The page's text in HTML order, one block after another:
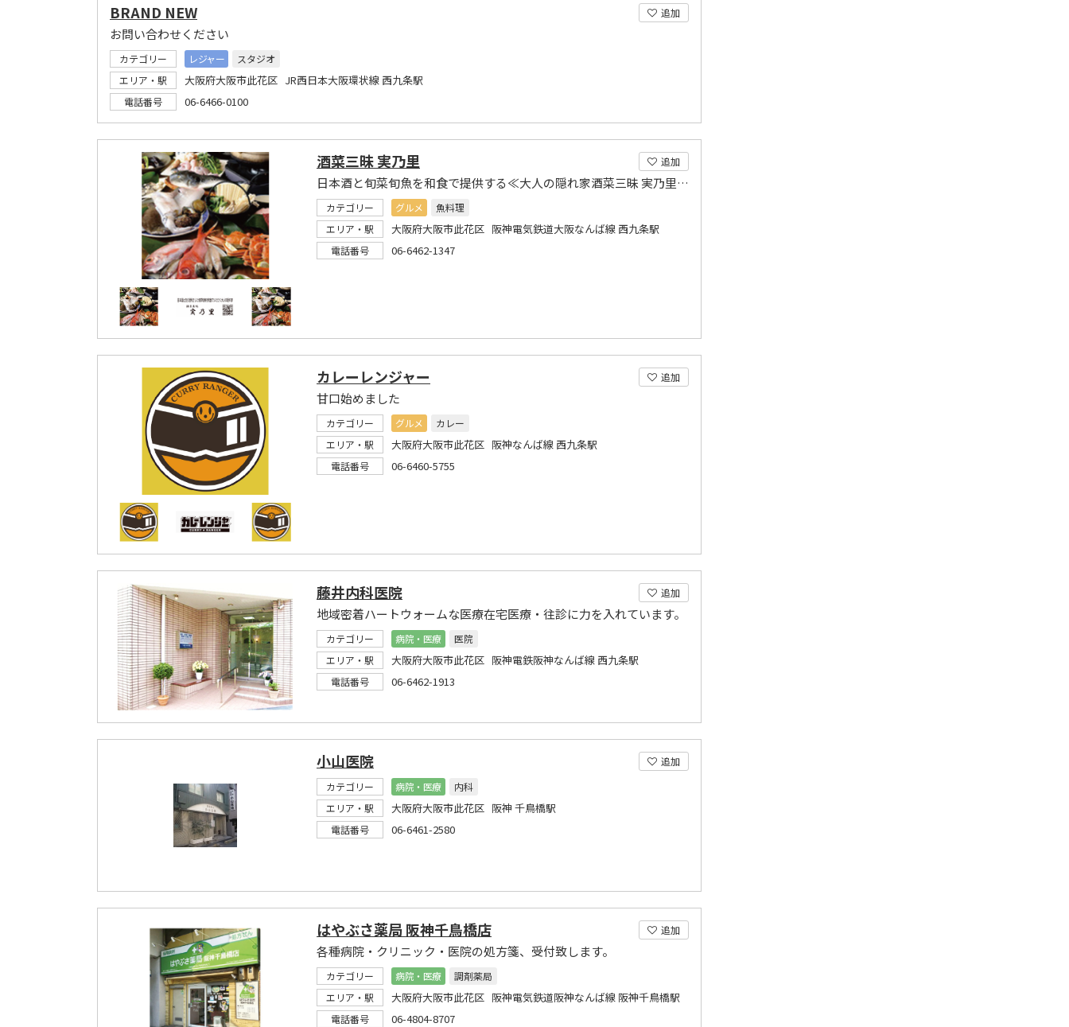
追加
BRAND NEW
お問い合わせください
カテゴリー レジャー
スタジオ
エリア・駅
大阪府大阪市此花区 JR西日本大阪環状線 西九条駅
電話番号 06-6466-0100
追加
酒菜三昧 実乃里
日本酒と旬菜旬魚を和食で提供する≪大人の隠れ家酒菜三昧 実乃里≫宴会利用は16名様までOK
カテゴリー グルメ
魚料理
エリア・駅
大阪府大阪市此花区 阪神電気鉄道大阪なんば線 西九条駅
電話番号 06-6462-1347
追加
カレーレンジャー
甘口始めました
カテゴリー グルメ
カレー
エリア・駅
大阪府大阪市此花区 阪神なんば線 西九条駅
電話番号 06-6460-5755
追加
藤井内科医院
地域密着ハートウォームな医療在宅医療・往診に力を入れています。
カテゴリー 病院・医療
医院
エリア・駅
大阪府大阪市此花区 阪神電鉄阪神なんば線 西九条駅
電話番号 06-6462-1913
追加
小山医院
カテゴリー 病院・医療
内科
エリア・駅
大阪府大阪市此花区 阪神 千鳥橋駅
電話番号 06-6461-2580
追加
はやぶさ薬局 阪神千鳥橋店
各種病院・クリニック・医院の処方箋、受付致します。
カテゴリー 病院・医療
調剤薬局
エリア・駅
大阪府大阪市此花区 阪神電気鉄道阪神なんば線 阪神千鳥橋駅
電話番号 06-4804-8707